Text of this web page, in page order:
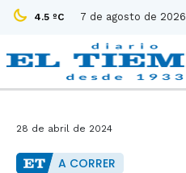
4.5 ºC 7 de agosto de 2026
28 de abril de 2024
A CORRER